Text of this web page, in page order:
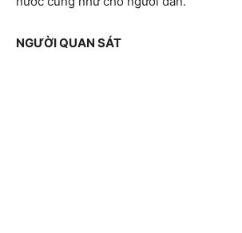
NGƯỜI QUAN SÁT